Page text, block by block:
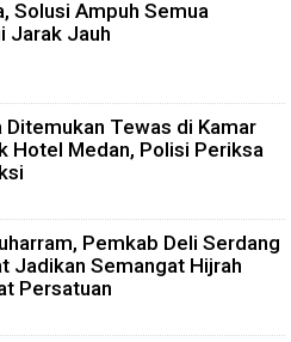
Solusi Ampuh Semua
Jarak Jauh
Ditemukan Tewas di Kamar
Hotel Medan, Polisi Periksa
Pemkab Deli Serdang
Jadikan Semangat Hijrah
Persatuan